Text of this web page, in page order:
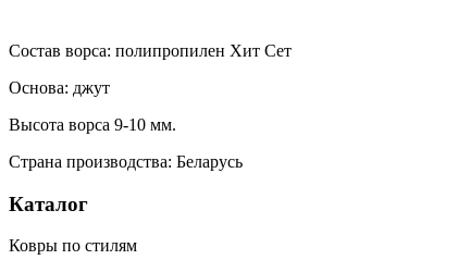
Состав ворса: полипропилен Хит Сет
Основа: джут
Высота ворса 9-10 мм.
Страна производства: Беларусь
Каталог
Ковры по стилям